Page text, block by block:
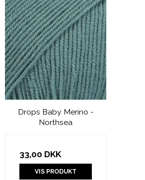
Drops Baby Merino -
Northsea
33,00 DKK
VIS PRODUKT